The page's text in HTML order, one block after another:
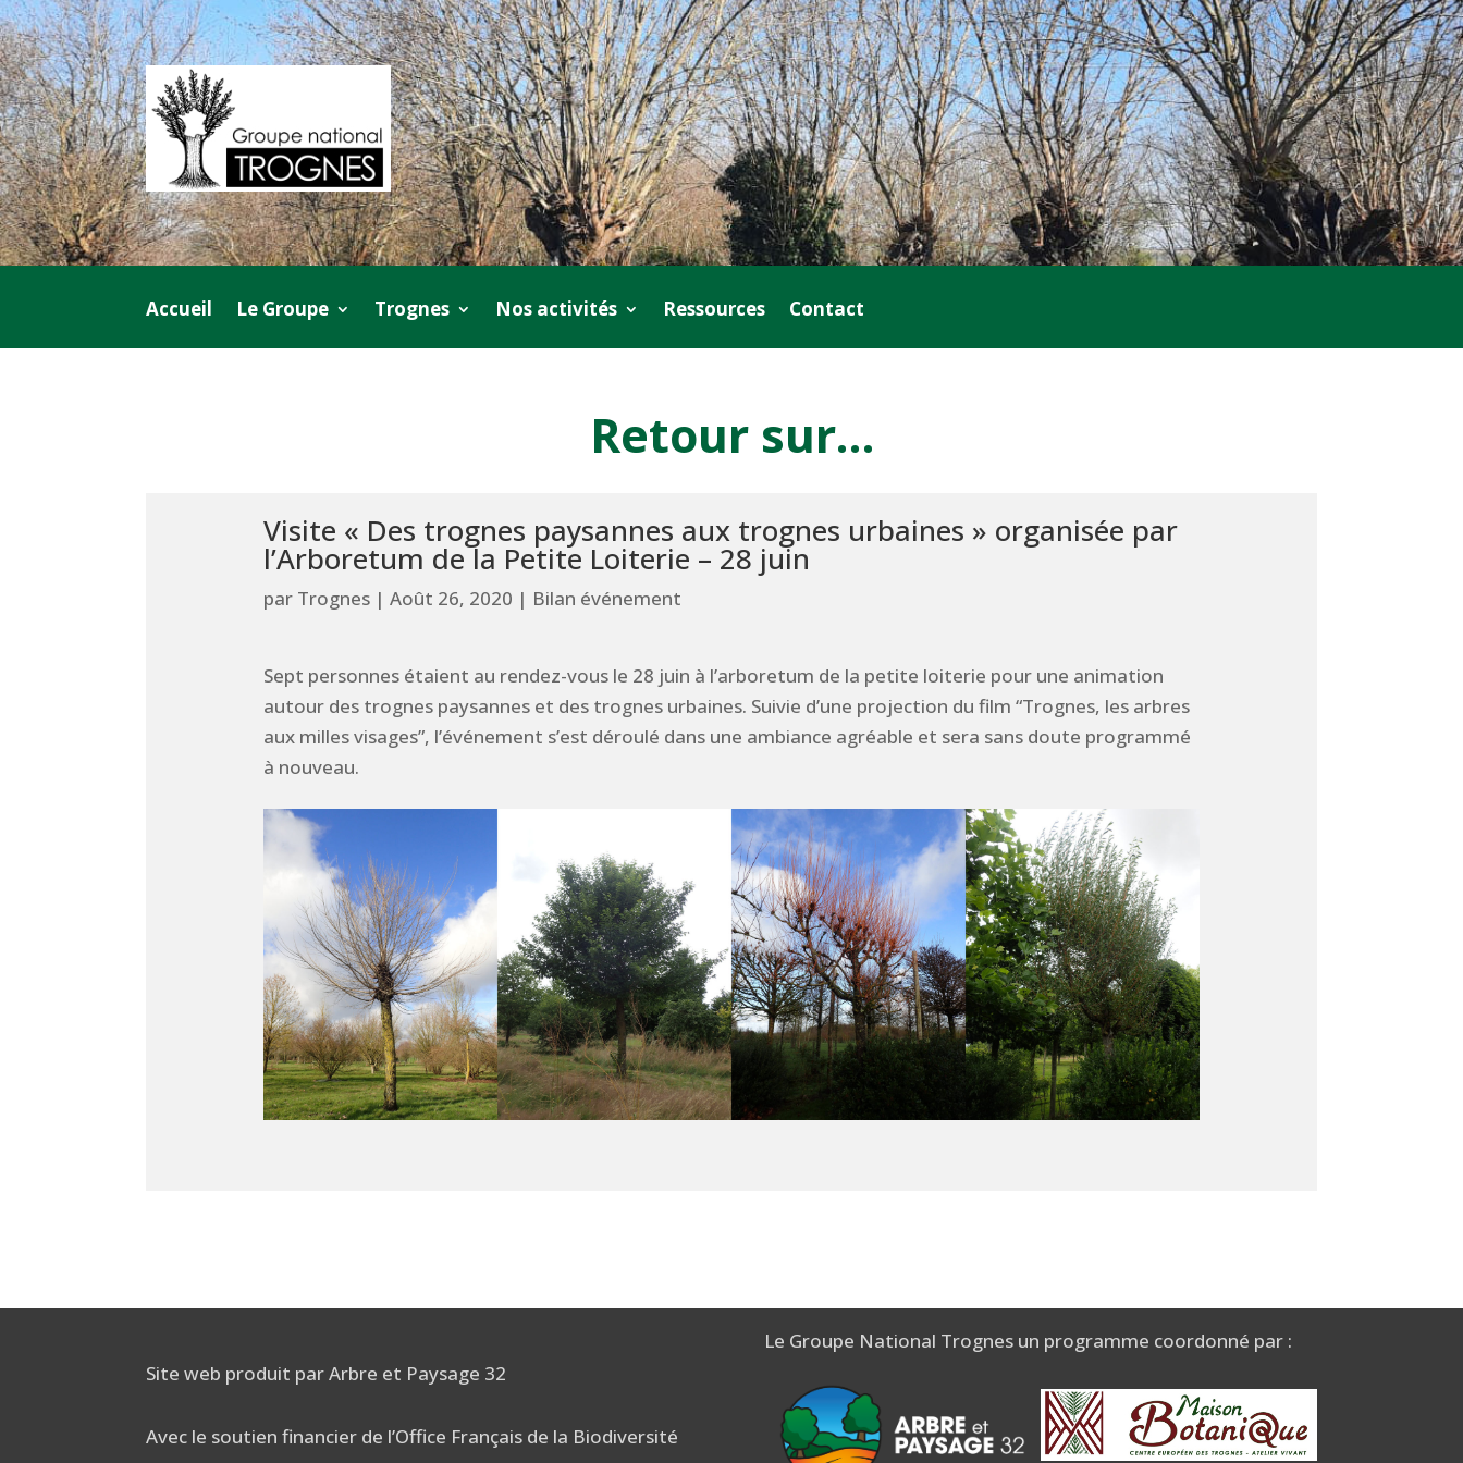
Accueil Le Groupe Trognes Nos activités Ressources Contact
Retour sur…
Visite « Des trognes paysannes aux trognes urbaines » organisée par
l’Arboretum de la Petite Loiterie – 28 juin
par Trognes| Août 26, 2020 | Bilan événement
Sept personnes étaient au rendez-vous le 28 juin à l’arboretum de la petite loiterie pour une animation
autour des trognes paysannes et des trognes urbaines. Suivie d’une projection du film “Trognes, les arbres
aux milles visages”, l’événement s’est déroulé dans une ambiance agréable et sera sans doute programmé
à nouveau.
Site web produit par Arbre et Paysage 32
Avec le soutien financier de l’Office Français de la Biodiversité
Le Groupe National Trognes un programme coordonné par :